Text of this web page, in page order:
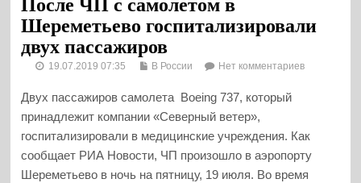
После ЧП с самолетом в
Шереметьево госпитализировали
двух пассажиров
19.07.2019 07:35 В России Нет комментариев
Двух пассажиров самолета Boeing 737, который
принадлежит компании «Северный ветер»,
госпитализировали в медицинские учреждения. Как
сообщает РИА Новости, ЧП произошло в аэропорту
Шереметьево в ночь на пятницу, 19 июля. Во время